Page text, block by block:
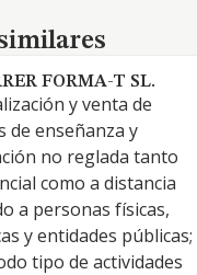
FORMA-T SL.
y venta de
de enseñanza y
no reglada tanto
como a distancia
a personas físicas,
y entidades públicas;
tipo de actividades